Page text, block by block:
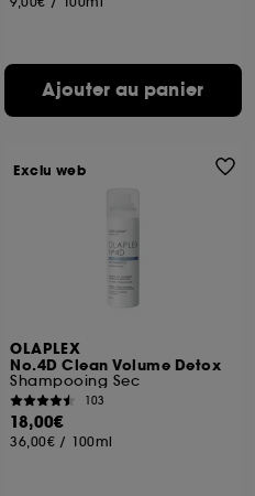
Ajouter au panier
OLAPLEX
No.4D Clean Volume Detox
Shampooing Sec
103
18,00€
36,00€ / 100ml
Exclu web